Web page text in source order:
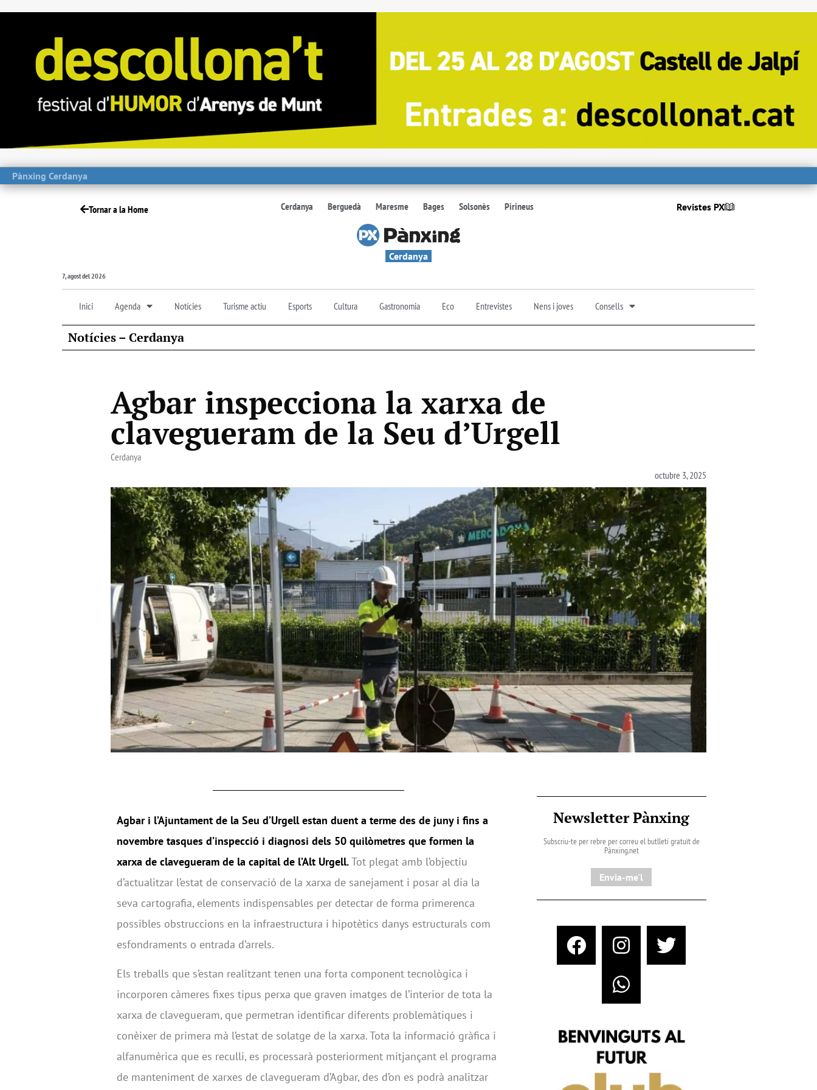
Pànxing Cerdanya
Tornar a la Home Cerdanya Berguedà Maresme Bages Solsonès Pirineus Revistes PX
Cerdanya
7, agost del 2026
Inici Agenda Notícies Turisme actiu Esports Cultura Gastronomia Eco Entrevistes Nens i joves Consells
Notícies – Cerdanya
Agbar inspecciona la xarxa de
clavegueram de la Seu d’Urgell
Cerdanya
octubre 3, 2025
Agbar i l’Ajuntament de la Seu d’Urgell estan duent a terme des de juny i fins a
novembre tasques d’inspecció i diagnosi dels 50 quilòmetres que formen la
xarxa de clavegueram de la capital de l’Alt Urgell.Tot plegat amb l’objectiu
d’actualitzar l’estat de conservació de la xarxa de sanejament i posar al dia la
seva cartografia, elements indispensables per detectar de forma primerenca
possibles obstruccions en la infraestructura i hipotètics danys estructurals com
esfondraments o entrada d’arrels.
Els treballs que s’estan realitzant tenen una forta component tecnològica i
incorporen càmeres fixes tipus perxa que graven imatges de l’interior de tota la
xarxa de clavegueram, que permetran identificar diferents problemàtiques i
conèixer de primera mà l’estat de solatge de la xarxa. Tota la informació gràfica i
alfanumèrica que es reculli, es processarà posteriorment mitjançant el programa
de manteniment de xarxes de clavegueram d’Agbar, des d’on es podrà analitzar
Newsletter Pànxing
Subscriu-te per rebre per correu el butlletí gratuït de
Pànxing.net​
Envia-me'l